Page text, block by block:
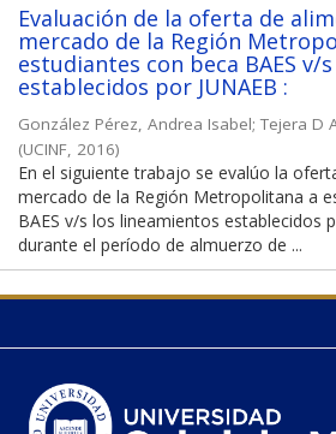
Evaluación de la oferta de
mercado de la Región
estudiantes con beca BAES v/
establecidos por JUNAEB :
González Pérez, Andrea Isabel; Tejera D
(UCINF, 2016)
En el siguiente trabajo se evalúo la
mercado de la Región Metropolitana a
BAES v/s los lineamientos establecidos
durante el período de almuerzo de ...